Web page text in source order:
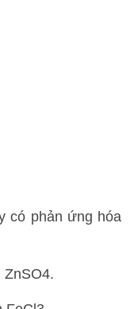
có phản ứng hóa
ZnSO4.